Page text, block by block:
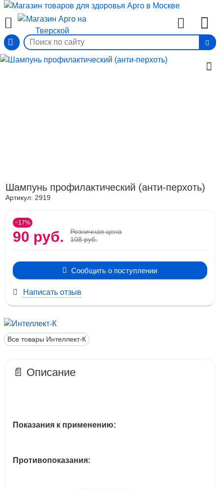
Шампунь профилактический (анти-перхоть)
Артикул: 2919
−17%
90 руб.
Розничная цена
108 руб.
Сообщить о поступлении
Написать отзыв
Все товары Интеллект-К
📄 Описание
Показания к применению:
Противопоказания: